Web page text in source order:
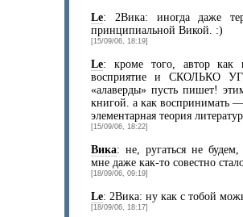
Le: 2Вика: иногда даже
принципиальной Викой. :)
[15/09/06, 18:19]
Le: кроме того, автор как
восприятие и СКОЛЬКО
«алаверды» пусть пишет!
книгой. а как воспринимать
элементарная теория
[15/09/06, 18:22]
Вика: не, ругаться не
мне даже как-то совестно
[18/09/06, 09:19]
Le: 2Вика: ну как с тобой
[18/09/06, 18:17]